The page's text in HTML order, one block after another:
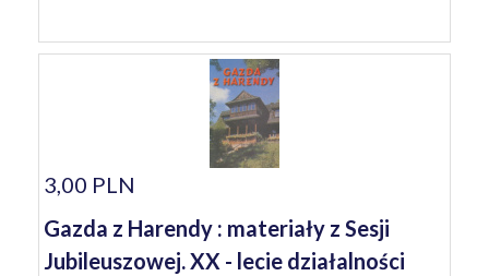
3,00 PLN
Gazda z Harendy : materiały z Sesji
Jubileuszowej. XX - lecie działalności